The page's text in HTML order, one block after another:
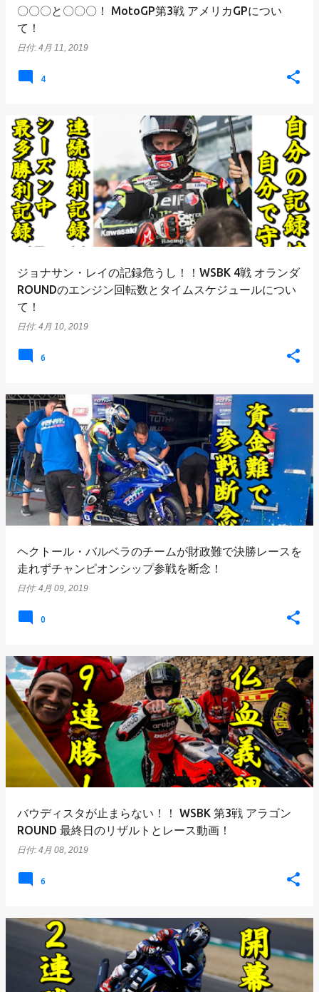
〇〇〇と〇〇〇！ MotoGP第3戦 アメリカGPについ
て！
日付: 4月 11, 2019
4
ジョナサン・レイの記録危うし！！WSBK 4戦 オランダ
ROUNDのエンジン回転数とタイムスケジュールについ
て！
日付: 4月 10, 2019
6
ヘクトール・バルベラのチームが財政難で決勝レースを
走れずチャンピオンシップ参戦を断念！
日付: 4月 09, 2019
0
バウディスタが止まらない！！ WSBK 第3戦 アラゴン
ROUND 最終日のリザルトとレース動画！
日付: 4月 08, 2019
6